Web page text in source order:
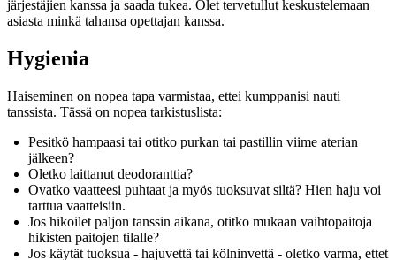
järjestäjien kanssa ja saada tukea. Olet tervetullut keskustelemaan
asiasta minkä tahansa opettajan kanssa.
Hygienia
Haiseminen on nopea tapa varmistaa, ettei kumppanisi nauti
tanssista. Tässä on nopea tarkistuslista:
Pesitkö hampaasi tai otitko purkan tai pastillin viime aterian
jälkeen?
Oletko laittanut deodoranttia?
Ovatko vaatteesi puhtaat ja myös tuoksuvat siltä? Hien haju voi
tarttua vaatteisiin.
Jos hikoilet paljon tanssin aikana, otitko mukaan vaihtopaitoja
hikisten paitojen tilalle?
Jos käytät tuoksua - hajuvettä tai kölninvettä - oletko varma, ettet